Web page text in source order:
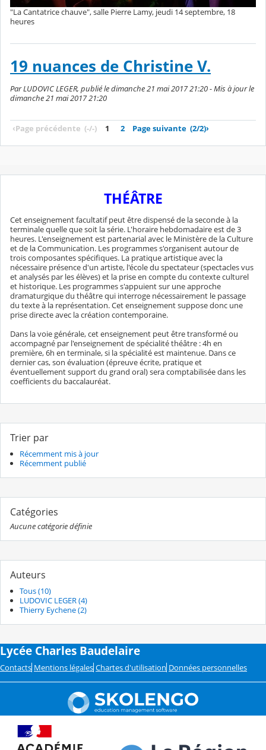
"La Cantatrice chauve", salle Pierre Lamy, jeudi 14 septembre, 18
heures
19 nuances de Christine V.
Par LUDOVIC LEGER, publié le dimanche 21 mai 2017 21:20 - Mis à jour le
dimanche 21 mai 2017 21:20
‹Page précédente (-/-) 1 2 Page suivante (2/2)›
THÉÂTRE
Cet enseignement facultatif peut être dispensé de la seconde à la
terminale quelle que soit la série. L'horaire hebdomadaire est de 3
heures. L'enseignement est partenarial avec le Ministère de la Culture
et de la Communication. Les programmes s'organisent autour de
trois composantes spécifiques. La pratique artistique avec la
nécessaire présence d'un artiste, l'école du spectateur (spectacles vus
et analysés par les élèves) et la prise en compte du contexte culturel
et historique. Les programmes s'appuient sur une approche
dramaturgique du théâtre qui interroge nécessairement le passage
du texte à la représentation. Cet enseignement suppose donc une
prise directe avec la création contemporaine.
Dans la voie générale, cet enseignement peut être transformé ou
accompagné par l'enseignement de spécialité théâtre : 4h en
première, 6h en terminale, si la spécialité est maintenue. Dans ce
dernier cas, son évaluation (épreuve écrite, pratique et
éventuellement support du grand oral) sera comptabilisée dans les
coefficients du baccalauréat.
Trier par
Récemment mis à jour
Récemment publié
Catégories
Aucune catégorie définie
Auteurs
Tous (10)
LUDOVIC LEGER (4)
Thierry Eychene (2)
Lycée Charles Baudelaire
Contacts Mentions légales Chartes d'utilisation Données personnelles